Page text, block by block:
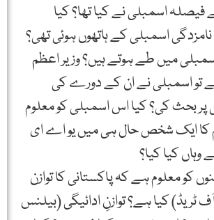
اسمبلی نے کیا تھا؟ کیا
نامزدگی اسمبلی کے ہاتھوں ہوئی تھی؟
میں طے ہوتے ہیں؟ وزیر اعظم
تو اسمبلی نے ان کے دورے کی
پر بحث کی؟ کیا اس اسمبلی کو معلوم
کا ایک شخص حال ہی میں یو اے ای
وہاں کیا کیا؟
کو معلوم ہے کہ پاکستانی کا توازن
ٹریڈ) کیا ہے؟ توازنِ ادائیگی (بیلنس